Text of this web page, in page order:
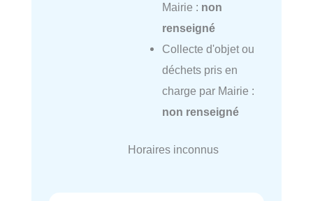
Mairie : non
renseigné
Collecte d'objet ou
déchets pris en
charge par Mairie :
non renseigné
Horaires inconnus